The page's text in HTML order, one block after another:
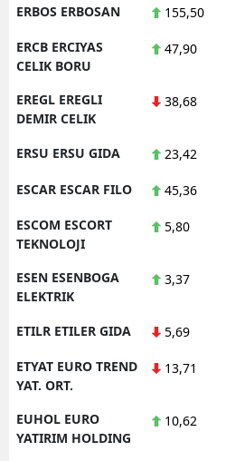
ERBOS ERBOSAN 155,50
ERCB ERCIYAS
CELIK BORU
47,90
EREGL EREGLI
DEMIR CELIK
38,68
ERSU ERSU GIDA 23,42
ESCAR ESCAR FILO 45,36
ESCOM ESCORT
TEKNOLOJI
5,80
ESEN ESENBOGA
ELEKTRIK
3,37
ETILR ETILER GIDA 5,69
ETYAT EURO TREND
YAT. ORT.
13,71
EUHOL EURO
YATIRIM HOLDING
10,62